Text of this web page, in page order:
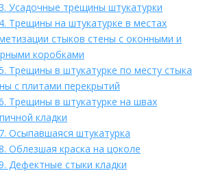
Усадочные трещины штукатурки
Трещины на штукатурке в местах
стыков стены с оконными и
коробками
Трещины в штукатурке по месту стыка
с плитами перекрытий
Трещины в штукатурке на швах
кладки
Осыпавшаяся штукатурка
Облезшая краска на цоколе
Дефектные стыки кладки